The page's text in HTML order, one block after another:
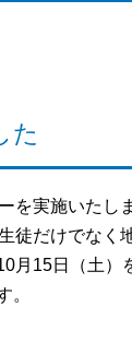
た
実施いたし
徒だけでなく
月15日（土
。